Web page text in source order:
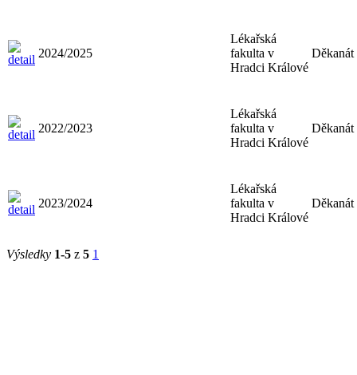
2024/2025
Lékařská
fakulta v
Hradci Králové
Děkanát
2022/2023
Lékařská
fakulta v
Hradci Králové
Děkanát
2023/2024
Lékařská
fakulta v
Hradci Králové
Děkanát
Výsledky 1-5 z 5 1